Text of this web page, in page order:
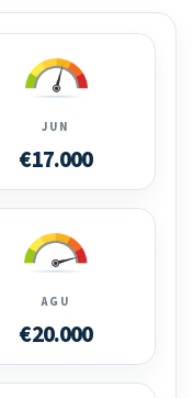
JUN
€17.000
AGU
€20.000